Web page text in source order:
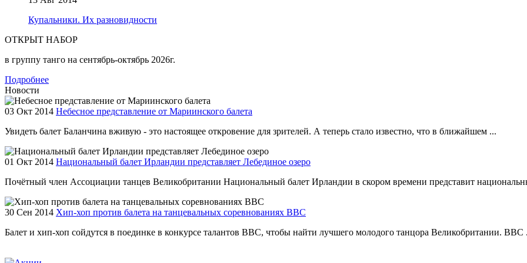
Купальники. Их разновидности
ОТКРЫТ НАБОР
в группу танго на сентябрь-октябрь 2026г.
Подробнее
Новости
03 Окт 2014 Небесное представление от Мариинского балета
Увидеть балет Баланчина вживую - это настоящее откровение для зрителей. А теперь стало известно, что в ближайшем ...
01 Окт 2014 Национальный балет Ирландии представляет Лебединое озеро
Почётный член Ассоциации танцев Великобритании Национальный балет Ирландии в скором времени представит
30 Сен 2014 Хип-хоп против балета на танцевальных соревнованиях ВВС
Балет и хип-хоп сойдутся в поединке в конкурсе талантов BBC, чтобы найти лучшего молодого танцора Великобритании. BBC